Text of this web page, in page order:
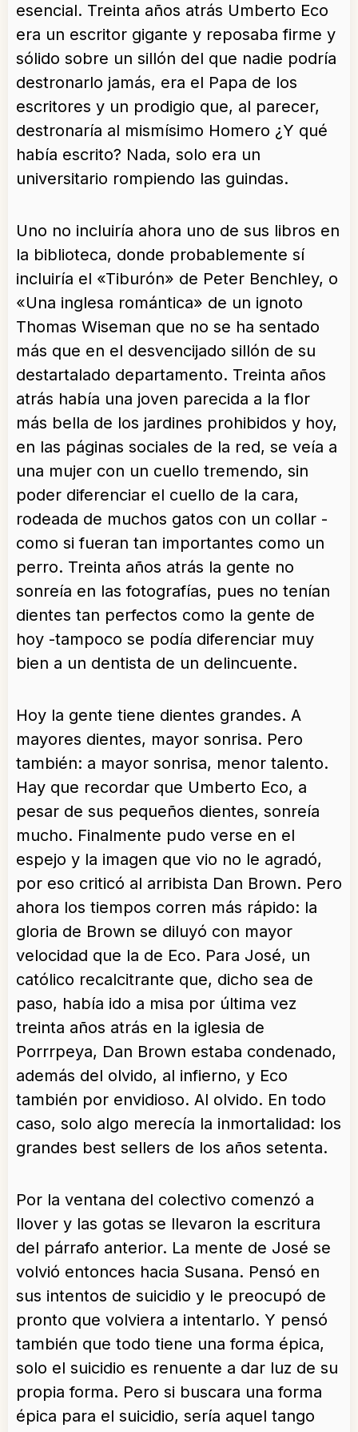
esencial. Treinta años atrás Umberto Eco
era un escritor gigante y reposaba firme y
sólido sobre un sillón del que nadie podría
destronarlo jamás, era el Papa de los
escritores y un prodigio que, al parecer,
destronaría al mismísimo Homero ¿Y qué
había escrito? Nada, solo era un
universitario rompiendo las guindas.
Uno no incluiría ahora uno de sus libros en
la biblioteca, donde probablemente sí
incluiría el «Tiburón» de Peter Benchley, o
«Una inglesa romántica» de un ignoto
Thomas Wiseman que no se ha sentado
más que en el desvencijado sillón de su
destartalado departamento. Treinta años
atrás había una joven parecida a la flor
más bella de los jardines prohibidos y hoy,
en las páginas sociales de la red, se veía a
una mujer con un cuello tremendo, sin
poder diferenciar el cuello de la cara,
rodeada de muchos gatos con un collar -
como si fueran tan importantes como un
perro. Treinta años atrás la gente no
sonreía en las fotografías, pues no tenían
dientes tan perfectos como la gente de
hoy -tampoco se podía diferenciar muy
bien a un dentista de un delincuente.
Hoy la gente tiene dientes grandes. A
mayores dientes, mayor sonrisa. Pero
también: a mayor sonrisa, menor talento.
Hay que recordar que Umberto Eco, a
pesar de sus pequeños dientes, sonreía
mucho. Finalmente pudo verse en el
espejo y la imagen que vio no le agradó,
por eso criticó al arribista Dan Brown. Pero
ahora los tiempos corren más rápido: la
gloria de Brown se diluyó con mayor
velocidad que la de Eco. Para José, un
católico recalcitrante que, dicho sea de
paso, había ido a misa por última vez
treinta años atrás en la iglesia de
Porrrpeya, Dan Brown estaba condenado,
además del olvido, al infierno, y Eco
también por envidioso. Al olvido. En todo
caso, solo algo merecía la inmortalidad: los
grandes best sellers de los años setenta.
Por la ventana del colectivo comenzó a
llover y las gotas se llevaron la escritura
del párrafo anterior. La mente de José se
volvió entonces hacia Susana. Pensó en
sus intentos de suicidio y le preocupó de
pronto que volviera a intentarlo. Y pensó
también que todo tiene una forma épica,
solo el suicidio es renuente a dar luz de su
propia forma. Pero si buscara una forma
épica para el suicidio, sería aquel tango